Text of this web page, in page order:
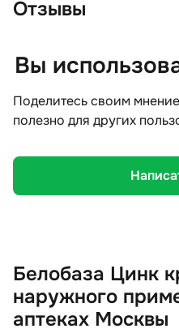
Отзывы
Вы
Поделитесь своим
полезно для других
Белобаза Цинк
наружного
аптеках Москвы